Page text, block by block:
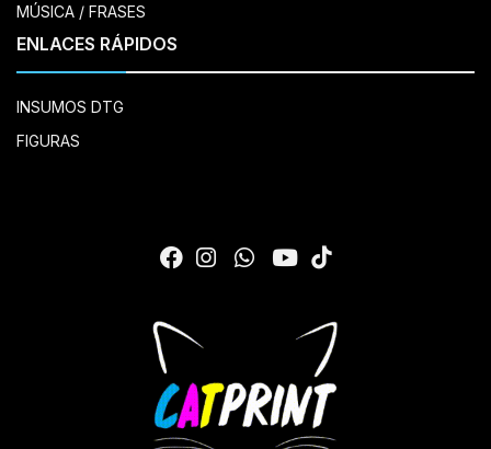
MÚSICA / FRASES
ENLACES RÁPIDOS
INSUMOS DTG
FIGURAS